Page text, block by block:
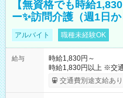
【無資格でも時給
ー✨訪問介護（週1日
アルバイト 職種未経験OK
給与
時給1,830円～
時給1,830円以上 ※交
考慮して決定します 【収入例】 週1回勤務の場合：1,830円×8時
間×4回=5万8,560円 週3回勤務の場合：1,830円×8時間×12回
交通費別途支給あり